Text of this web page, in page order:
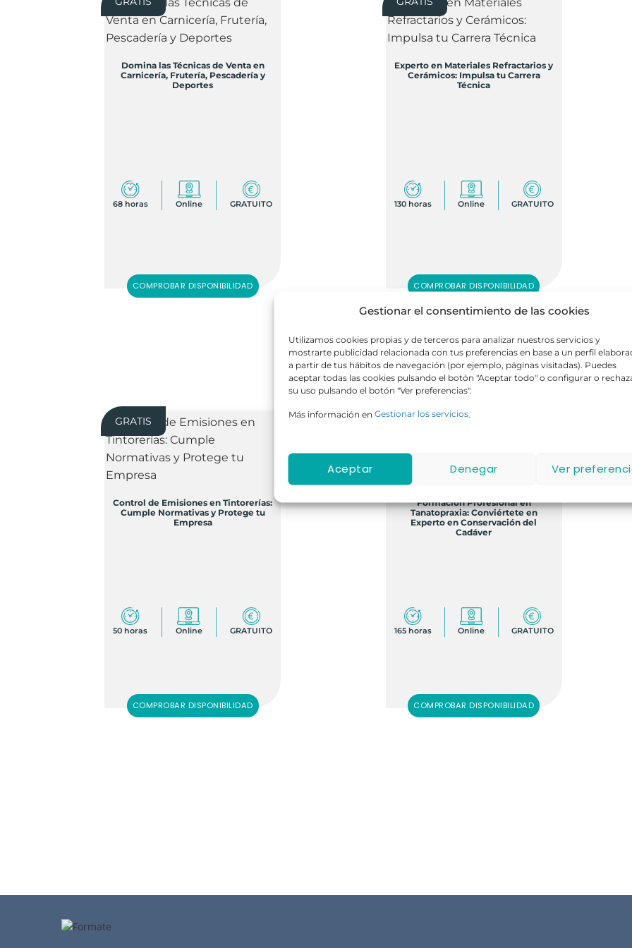
Gestionar el consentimiento de las cookies
Utilizamos cookies propias y de terceros para analizar nuestros servicios y
mostrarte publicidad relacionada con tus preferencias en base a un perfil
a partir de tus hábitos de navegación (por ejemplo, páginas visitadas). Puedes
aceptar todas las cookies pulsando el botón "Aceptar todo" o configurar o
su uso pulsando el botón "Ver preferencias".
Más información en Gestionar los servicios.
Aceptar Denegar Ver
Domina las Técnicas de Venta en
Carnicería, Frutería, Pescadería y
Deportes
68 horas Online GRATUITO
COMPROBAR DISPONIBILIDAD
Experto en Materiales Refractarios y
Cerámicos: Impulsa tu Carrera
Técnica
130 horas Online GRATUITO
COMPROBAR DISPONIBILIDAD
GRATIS
Control de Emisiones en Tintorerías:
Cumple Normativas y Protege tu
Empresa
50 horas Online GRATUITO
COMPROBAR DISPONIBILIDAD
GRATIS
Formación Profesional en
Tanatopraxia: Conviértete en
Experto en Conservación del
Cadáver
165 horas Online GRATUITO
COMPROBAR DISPONIBILIDAD